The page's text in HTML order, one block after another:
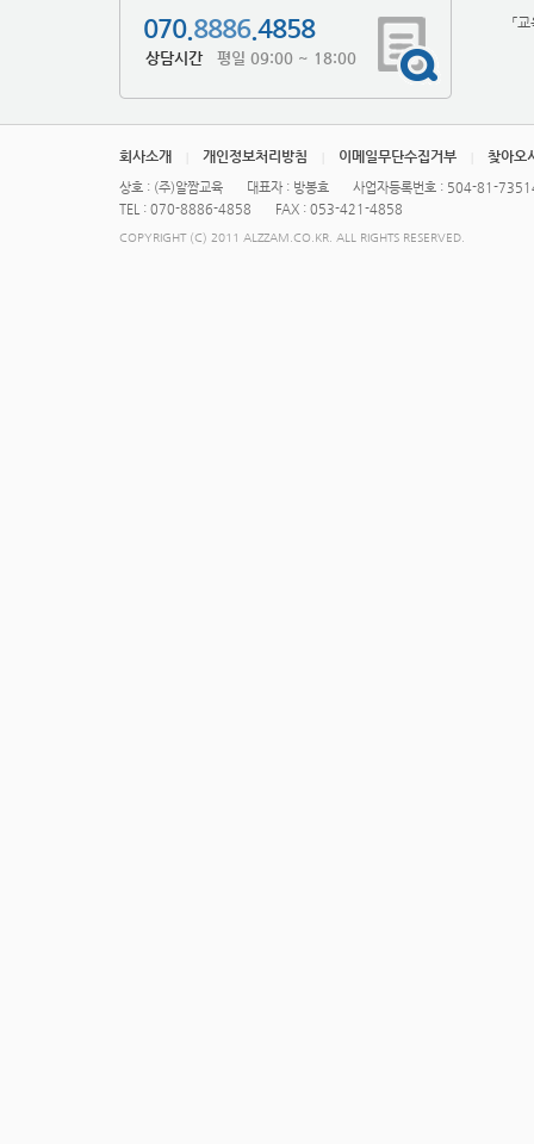
070. 8886.4858
상담시간 평일 09:00 ~ 18:00
「
회사소개 개인정보처리방침 이메일무단수집거부 찾아오
상호 : (주)알짬교육 대표자 : 방봉효
사업자등록번호 : 504-81-
TEL : 070-8886-4858
FAX : 053-421-4858
COPYRIGHT (C) 2011 ALZZAM.CO.KR. ALL RIGHTS RESERVED.